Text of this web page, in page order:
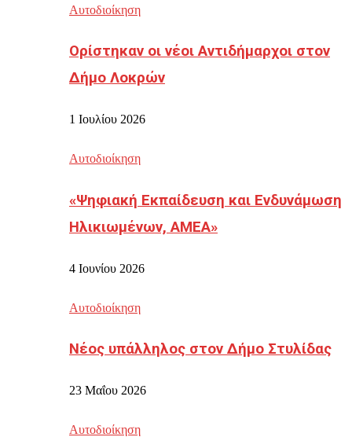
Αυτοδιοίκηση
Ορίστηκαν οι νέοι Αντιδήμαρχοι στον
Δήμο Λοκρών
1 Ιουλίου 2026
Αυτοδιοίκηση
«Ψηφιακή Εκπαίδευση και Ενδυνάμωση
Ηλικιωμένων, ΑΜΕΑ»
4 Ιουνίου 2026
Αυτοδιοίκηση
Νέος υπάλληλος στον Δήμο Στυλίδας
23 Μαΐου 2026
Αυτοδιοίκηση